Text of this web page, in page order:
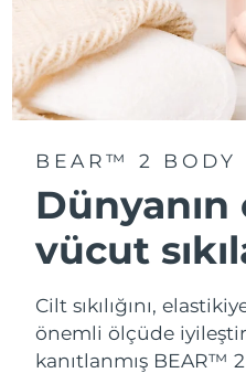
BEAR™ 2 BODY
vücut
Cilt sıkılığını,
önemli ölçüde
kanıtlanmış BEAR™